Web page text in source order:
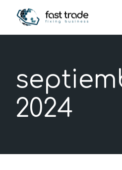
content
2024